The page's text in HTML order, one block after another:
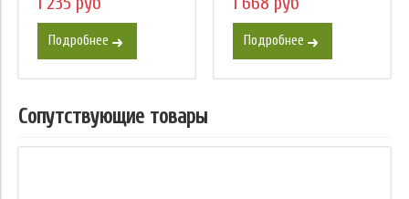
Подробнее Подробнее
Сопутствующие товары